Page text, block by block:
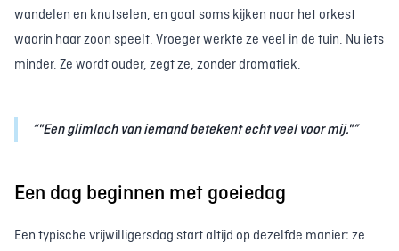
wandelen en knutselen, en gaat soms kijken naar het orkest
waarin haar zoon speelt. Vroeger werkte ze veel in de tuin. Nu iets
minder. Ze wordt ouder, zegt ze, zonder dramatiek.
"Een glimlach van iemand betekent echt veel voor mij."
Een dag beginnen met goeiedag
Een typische vrijwilligersdag start altijd op dezelfde manier: ze